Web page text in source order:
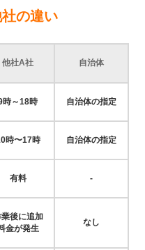
の違い
他社A社 自治体
時～18時 自治体の指定
時〜17時 自治体の指定
有料 -
後に追加
金が発生
なし